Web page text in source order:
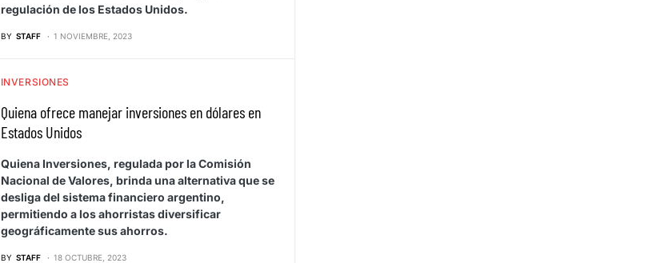
regulación de los Estados Unidos.
BY STAFF 1 NOVIEMBRE, 2023
INVERSIONES
Quiena ofrece manejar inversiones en dólares en
Estados Unidos
Quiena Inversiones, regulada por la Comisión
Nacional de Valores, brinda una alternativa que se
desliga del sistema financiero argentino,
permitiendo a los ahorristas diversificar
geográficamente sus ahorros.
BY STAFF 18 OCTUBRE, 2023